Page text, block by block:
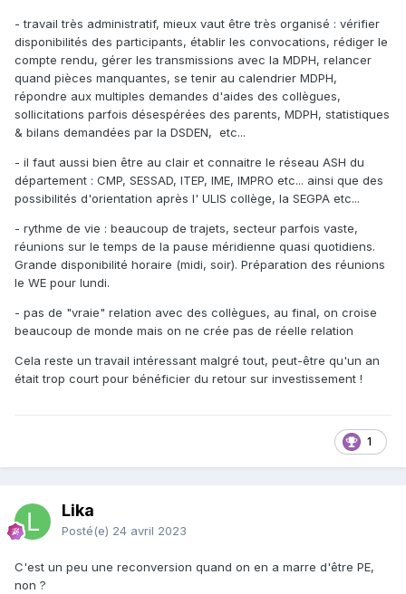
- travail très administratif, mieux vaut être très organisé : vérifier
disponibilités des participants, établir les convocations, rédiger le
compte rendu, gérer les transmissions avec la MDPH, relancer
quand pièces manquantes, se tenir au calendrier MDPH,
répondre aux multiples demandes d'aides des collègues,
sollicitations parfois désespérées des parents, MDPH, statistiques
& bilans demandées par la DSDEN, etc...
- il faut aussi bien être au clair et connaitre le réseau ASH du
département : CMP, SESSAD, ITEP, IME, IMPRO etc... ainsi que des
possibilités d'orientation après l' ULIS collège, la SEGPA etc...
- rythme de vie : beaucoup de trajets, secteur parfois vaste,
réunions sur le temps de la pause méridienne quasi quotidiens.
Grande disponibilité horaire (midi, soir). Préparation des réunions
le WE pour lundi.
- pas de "vraie" relation avec des collègues, au final, on croise
beaucoup de monde mais on ne crée pas de réelle relation
Cela reste un travail intéressant malgré tout, peut-être qu'un an
était trop court pour bénéficier du retour sur investissement !
1
Lika
Posté(e) 24 avril 2023
C'est un peu une reconversion quand on en a marre d'être PE,
non ?